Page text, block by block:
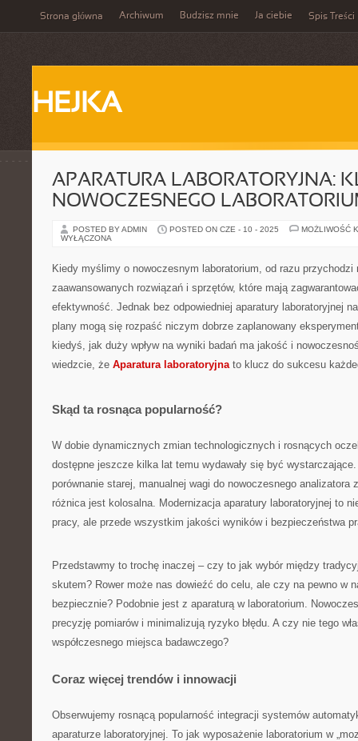
Strona główna Archiwum Budzisz mnie Ja ciebie Spis Treści
HEJKA
APARATURA LABORATORYJNA:
NOWOCZESNEGO
POSTED BY ADMIN POSTED ON CZE - 10 - 2025
MOŻLIWOŚĆ
WYŁĄCZONA
Kiedy myślimy o nowoczesnym laboratorium, od razu przychodzi
zaawansowanych rozwiązań i sprzętów, które mają
efektywność. Jednak bez odpowiedniej aparatury laboratoryjnej
plany mogą się rozpaść niczym dobrze zaplanowany
kiedyś, jak duży wpływ na wyniki badań ma jakość i
wiedzcie, że Aparatura laboratoryjnato klucz do sukcesu
Skąd ta rosnąca popularność?
W dobie dynamicznych zmian technologicznych i rosnących
dostępne jeszcze kilka lat temu wydawały się być
porównanie starej, manualnej wagi do nowoczesnego
różnica jest kolosalna. Modernizacja aparatury laboratoryjnej to
pracy, ale przede wszystkim jakości wyników i bezpieczeństwa
Przedstawmy to trochę inaczej – czy to jak wybór między
skutem? Rower może nas dowieźć do celu, ale czy na pewno w
bezpiecznie? Podobnie jest z aparaturą w laboratorium.
precyzję pomiarów i minimalizują ryzyko błędu. A czy nie tego
współczesnego miejsca badawczego?
Coraz więcej trendów i innowacji
Obserwujemy rosnącą popularność integracji systemów
aparaturze laboratoryjnej. To jak wyposażenie laboratorium w